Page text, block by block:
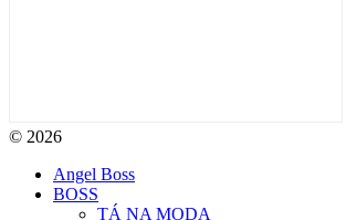
© 2026
Angel Boss
BOSS
TÁ NA MODA